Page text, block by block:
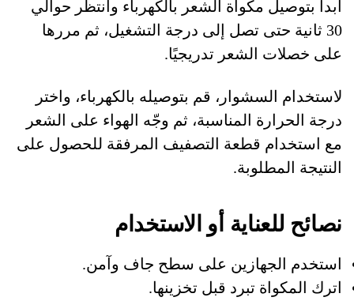
ابدأ بتوصيل مكواة الشعر بالكهرباء وانتظر حوالي
30 ثانية حتى تصل إلى درجة التشغيل، ثم مررها
على خصلات الشعر تدريجيًا.
لاستخدام السشوار، قم بتوصيله بالكهرباء، واختر
درجة الحرارة المناسبة، ثم وجّه الهواء على الشعر
مع استخدام قطعة التصفيف المرفقة للحصول على
النتيجة المطلوبة.
نصائح للعناية أو الاستخدام
استخدم الجهازين على سطح جاف وآمن.
اترك المكواة تبرد قبل تخزينها.